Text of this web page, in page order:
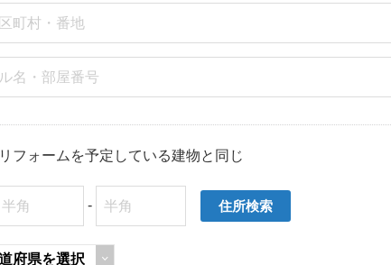
リフォームを予定している建物と同じ
-